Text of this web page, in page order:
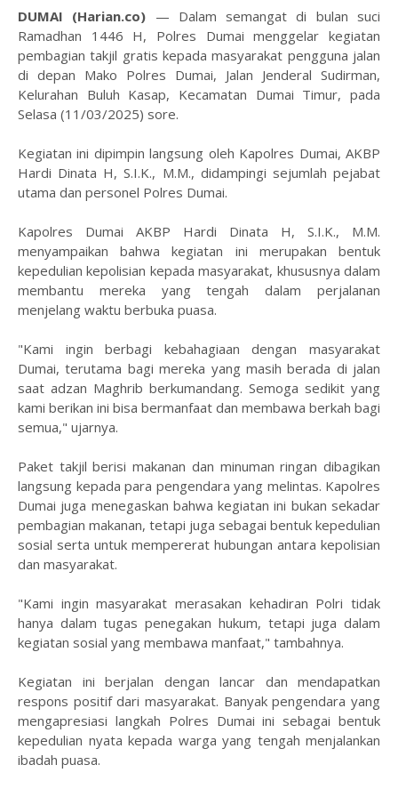
DUMAI (Harian.co) — Dalam semangat di bulan suci
Ramadhan 1446 H, Polres Dumai menggelar kegiatan
pembagian takjil gratis kepada masyarakat pengguna jalan
di depan Mako Polres Dumai, Jalan Jenderal Sudirman,
Kelurahan Buluh Kasap, Kecamatan Dumai Timur, pada
Selasa (11/03/2025) sore.
Kegiatan ini dipimpin langsung oleh Kapolres Dumai, AKBP
Hardi Dinata H, S.I.K., M.M., didampingi sejumlah pejabat
utama dan personel Polres Dumai.
Kapolres Dumai AKBP Hardi Dinata H, S.I.K., M.M.
menyampaikan bahwa kegiatan ini merupakan bentuk
kepedulian kepolisian kepada masyarakat, khususnya dalam
membantu mereka yang tengah dalam perjalanan
menjelang waktu berbuka puasa.
"Kami ingin berbagi kebahagiaan dengan masyarakat
Dumai, terutama bagi mereka yang masih berada di jalan
saat adzan Maghrib berkumandang. Semoga sedikit yang
kami berikan ini bisa bermanfaat dan membawa berkah bagi
semua," ujarnya.
Paket takjil berisi makanan dan minuman ringan dibagikan
langsung kepada para pengendara yang melintas. Kapolres
Dumai juga menegaskan bahwa kegiatan ini bukan sekadar
pembagian makanan, tetapi juga sebagai bentuk kepedulian
sosial serta untuk mempererat hubungan antara kepolisian
dan masyarakat.
"Kami ingin masyarakat merasakan kehadiran Polri tidak
hanya dalam tugas penegakan hukum, tetapi juga dalam
kegiatan sosial yang membawa manfaat," tambahnya.
Kegiatan ini berjalan dengan lancar dan mendapatkan
respons positif dari masyarakat. Banyak pengendara yang
mengapresiasi langkah Polres Dumai ini sebagai bentuk
kepedulian nyata kepada warga yang tengah menjalankan
ibadah puasa.